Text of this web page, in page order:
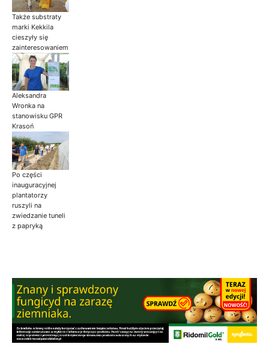
Także substraty
marki Kekkila
cieszyły się
zainteresowaniem
Aleksandra
Wronka na
stanowisku GPR
Krasoń
Po części
inauguracyjnej
plantatorzy
ruszyli na
zwiedzanie tuneli
z papryką